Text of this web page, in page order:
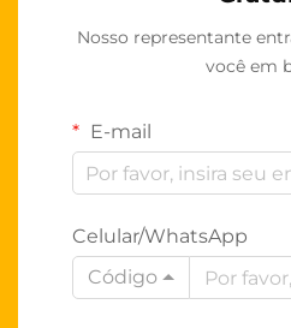
Nosso representante
você em
E-mail
Celular/WhatsApp
Código